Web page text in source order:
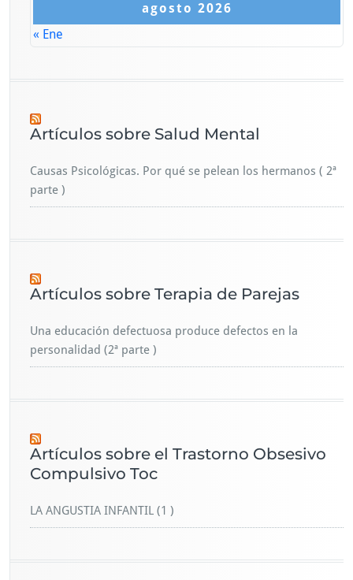
agosto 2026
« Ene
Artículos sobre Salud Mental
Causas Psicológicas. Por qué se pelean los hermanos ( 2ª
parte )
Artículos sobre Terapia de Parejas
Una educación defectuosa produce defectos en la
personalidad (2ª parte )
Artículos sobre el Trastorno Obsesivo
Compulsivo Toc
LA ANGUSTIA INFANTIL (1 )